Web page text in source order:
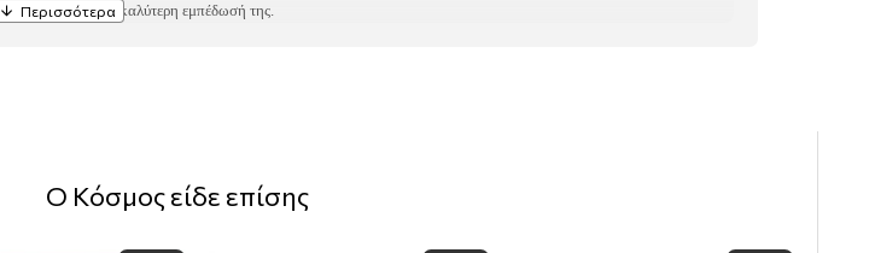
βοηθούν στην καλύτερη εμπέδωσή της.
Ο Κόσμος είδε επίσης